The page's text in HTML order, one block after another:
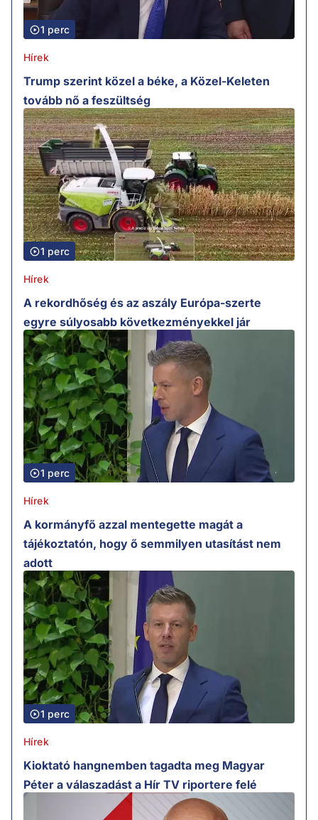
1 perc
Hírek
Trump szerint közel a béke, a Közel-Keleten
tovább nő a feszültség
1 perc
Hírek
A rekordhőség és az aszály Európa-szerte
egyre súlyosabb következményekkel jár
1 perc
Hírek
A kormányfő azzal mentegette magát a
tájékoztatón, hogy ő semmilyen utasítást nem
adott
1 perc
Hírek
Kioktató hangnemben tagadta meg Magyar
Péter a válaszadást a Hír TV riportere felé